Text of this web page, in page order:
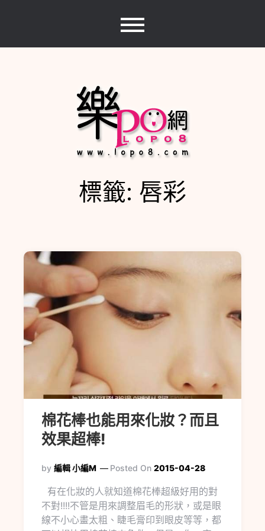
分享你的樂事，樂PO吧~標籤: 唇彩
棉花棒也能用來化妝？而且
效果超棒!
by 編輯 小編M Posted On 2015-04-28
有在化妝的人就知道棉花棒超級好用的對
不對!!!!不管是用來調整眉毛的形狀，或是眼
線不小心畫太粗、睫毛膏印到眼皮等等，都